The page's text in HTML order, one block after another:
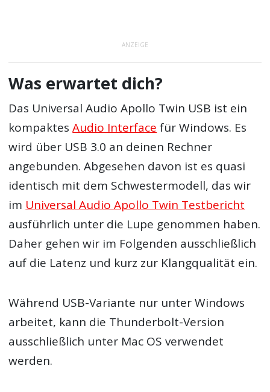
ANZEIGE
Was erwartet dich?
Das Universal Audio Apollo Twin USB ist ein
kompaktesAudio Interface für Windows. Es
wird über USB 3.0 an deinen Rechner
angebunden. Abgesehen davon ist es quasi
identisch mit dem Schwestermodell, das wir
im Universal Audio Apollo Twin Testbericht
ausführlich unter die Lupe genommen haben.
Daher gehen wir im Folgenden ausschließlich
auf die Latenz und kurz zur Klangqualität ein.
Während USB-Variante nur unter Windows
arbeitet, kann die Thunderbolt-Version
ausschließlich unter Mac OS verwendet
werden.